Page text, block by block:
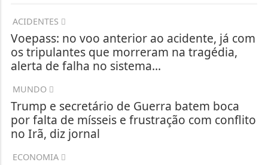
ACIDENTES
Voepass: no voo anterior ao acidente, já com
os tripulantes que morreram na tragédia,
alerta de falha no sistema...
MUNDO
Trump e secretário de Guerra batem boca
por falta de mísseis e frustração com conflito
no Irã, diz jornal
ECONOMIA